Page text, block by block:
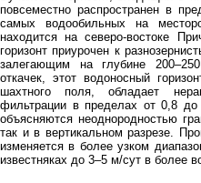
повсеместно распространен в
самых водообильных на
находится на северо-востоке
горизонт приурочен к
залегающим на глубине
откачек, этот водоносный
шахтного поля, обладает
фильтрации в пределах от 0,8 до
объясняются неоднородностью
так и в вертикальном разрезе.
изменяется в более узком
известняках до 3–5 м/сут в более